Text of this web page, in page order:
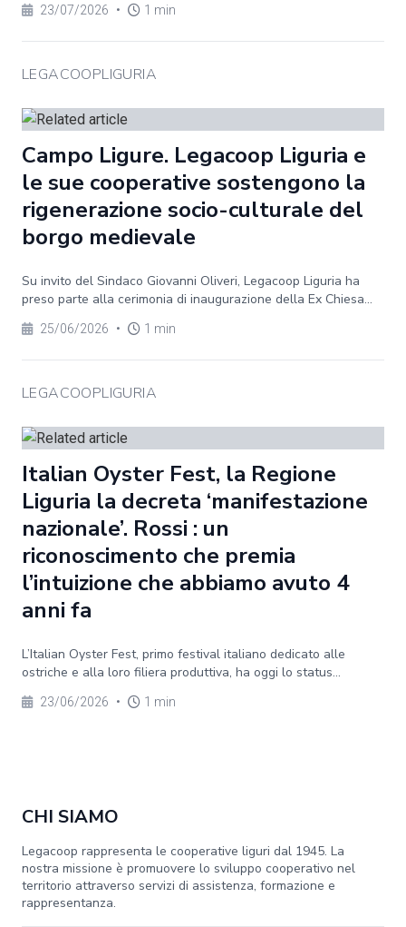
23/07/2026 • 1 min
LEGACOOPLIGURIA
Campo Ligure. Legacoop Liguria e
le sue cooperative sostengono la
rigenerazione socio-culturale del
borgo medievale
Su invito del Sindaco Giovanni Oliveri, Legacoop Liguria ha
preso parte alla cerimonia di inaugurazione della Ex Chiesa...
25/06/2026 • 1 min
LEGACOOPLIGURIA
Italian Oyster Fest, la Regione
Liguria la decreta ‘manifestazione
nazionale’. Rossi : un
riconoscimento che premia
l’intuizione che abbiamo avuto 4
anni fa
L’Italian Oyster Fest, primo festival italiano dedicato alle
ostriche e alla loro filiera produttiva, ha oggi lo status...
23/06/2026 • 1 min
CHI SIAMO
Legacoop rappresenta le cooperative liguri dal 1945. La
nostra missione è promuovere lo sviluppo cooperativo nel
territorio attraverso servizi di assistenza, formazione e
rappresentanza.